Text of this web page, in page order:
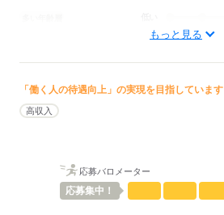
一般管理・受付部
35人
もっと見る
「働く人の待遇向上」の実現を目指しています
高収入
応募バロメーター
応募集中！